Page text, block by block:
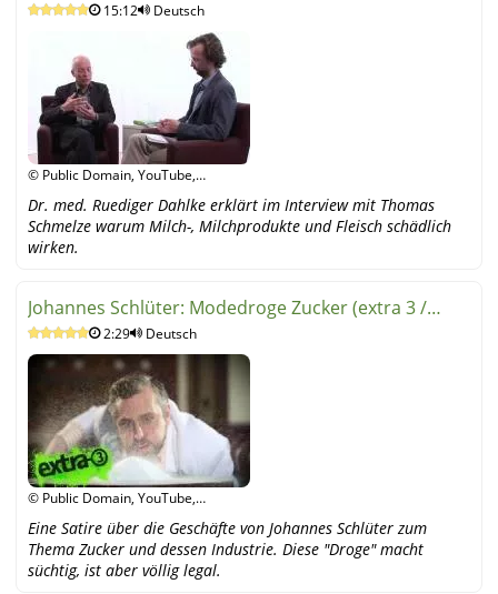
Interview15:12 Deutsch
© Public Domain, YouTube,
Dr. med. Ruediger Dahlke erklärt im Interview mit Thomas
Schmelze warum Milch-, Milchprodukte und Fleisch schädlich
wirken.
Johannes Schlüter: Modedroge Zucker (extra 3 /
NDR)
2:29 Deutsch
© Public Domain, YouTube,
Eine Satire über die Geschäfte von Johannes Schlüter zum
Thema Zucker und dessen Industrie. Diese "Droge" macht
süchtig, ist aber völlig legal.